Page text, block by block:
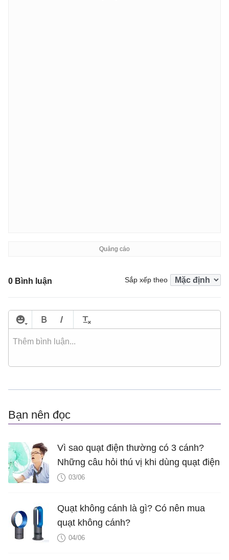
0 Bình luận Sắp xếp theo
Bạn nên đọc
Vì sao quạt điện thường có 3 cánh?
Những câu hỏi thú vị khi dùng quạt điện
03/06
Quạt không cánh là gì? Có nên mua
quạt không cánh?
04/06